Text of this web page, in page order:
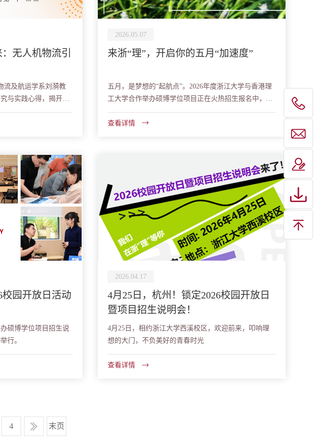
无人机物流引
流及航运学系刘漪教
与实践心得，揭开未
2026.05.07
来浙“理”，开启你的五月“加速度”
五月，是梦想的“起航点”。2026年度浙江大学与香港理
工大学合作举办硕博学位项目正在火热招生报名中，城
市宣讲活动也在进行时，诚邀各界管理菁英把握时
机，...
查看详情
园开放日活动
硕博学位项目招生说
行。
2026.04.17
4月25日，杭州！锁定2026校园开放日
暨项目招生说明会！
4月25日，相约浙江大学西溪校区，欢迎前来，叩响理
想的大门，不负美好的青春时光
查看详情
4 末页